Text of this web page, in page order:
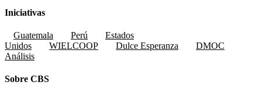
Iniciativas
Guatemala Perú
Estados
Unidos
WIELCOOP Dulce Esperanza
DMOC
Análisis
Sobre CBS